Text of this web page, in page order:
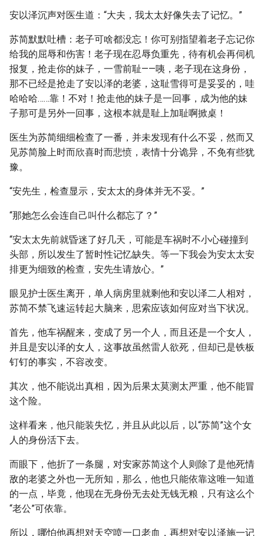
安以泽沉声对医生道：“大夫，我太太好像失去了记忆。”
苏简默默吐槽：老子可啥都没忘！你可别指望着老子忘记你
给我的屈辱和伤害！老子现在忍辱负重先，待有机会再伺机
报复，抢走你的妹子，一雪前耻——咦，老子现在这身份，
那不已经是抢走了安以泽的老婆，这耻雪得可是妥妥的，哇
哈哈哈……靠！不对！抢走他的妹子是一回事，成为他的妹
子那可是另外一回事，这根本就是耻上加耻啊掀桌！
医生为苏简细细检查了一番，并未发现有什么不妥，然而又
见苏简脸上时而欣喜时而悲愤，表情十分诡异，不免有些犹
豫。
“安先生，检查显示，安太太的身体并无不妥。”
“那她怎么会连自己叫什么都忘了？”
“安太太先前就昏迷了好几天，可能是车祸时不小心碰撞到
头部，所以发生了暂时性记忆缺失。等一下我会为安太太安
排更为细致的检查，安先生请放心。”
眼见护士医生离开，单人病房里就剩他和安以泽二人相对，
苏简不禁飞速运转起大脑来，思索应该如何应对当下状况。
首先，他车祸醒来，变成了另一个人，而且还是一个女人，
并且是安以泽的女人，这事故虽然雷人欲死，但却已是铁板
钉钉的事实，不容改变。
其次，他不能说出真相，因为后果太莫测太严重，他不能冒
这个险。
这样看来，他只能装失忆，并且从此以后，以“苏简”这个女
人的身份活下去。
而眼下，他折了一条腿，对安家苏简这个人则除了是他死情
敌的老婆之外也一无所知，那么，他也只能依靠这唯一知道
的一点，毕竟，他现在无身份无去处无钱无粮，只有这么个
“老公”可依靠。
所以，哪怕他再想对天空喷一口老血，再想对安以泽施一记